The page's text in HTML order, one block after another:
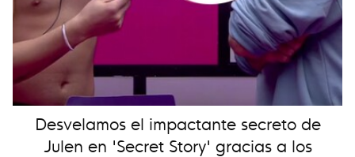
Desvelamos el impactante secreto de
Julen en 'Secret Story' gracias a los